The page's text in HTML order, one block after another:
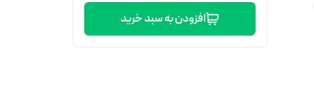
افزودن به سبد خرید